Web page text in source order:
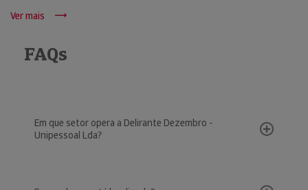
Ver mais
FAQs
Em que setor opera a Delirante Dezembro -
Unipessoal Lda?